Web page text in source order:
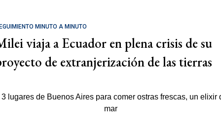
MINUTO A MINUTO
viaja a Ecuador en plena crisis de su
de extranjerización de las tierras